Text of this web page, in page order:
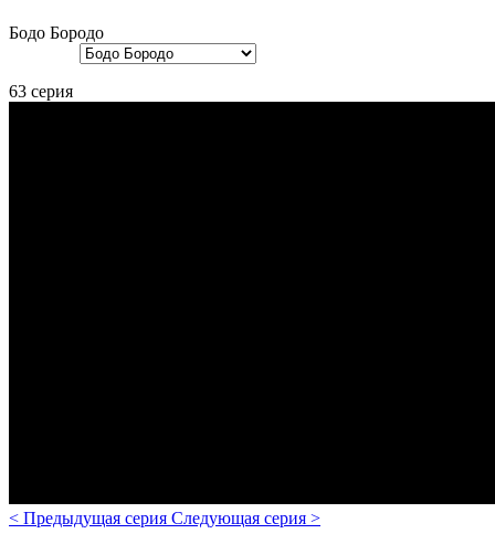
Бодо Бородо
63 серия
< Предыдущая серия Следующая серия >